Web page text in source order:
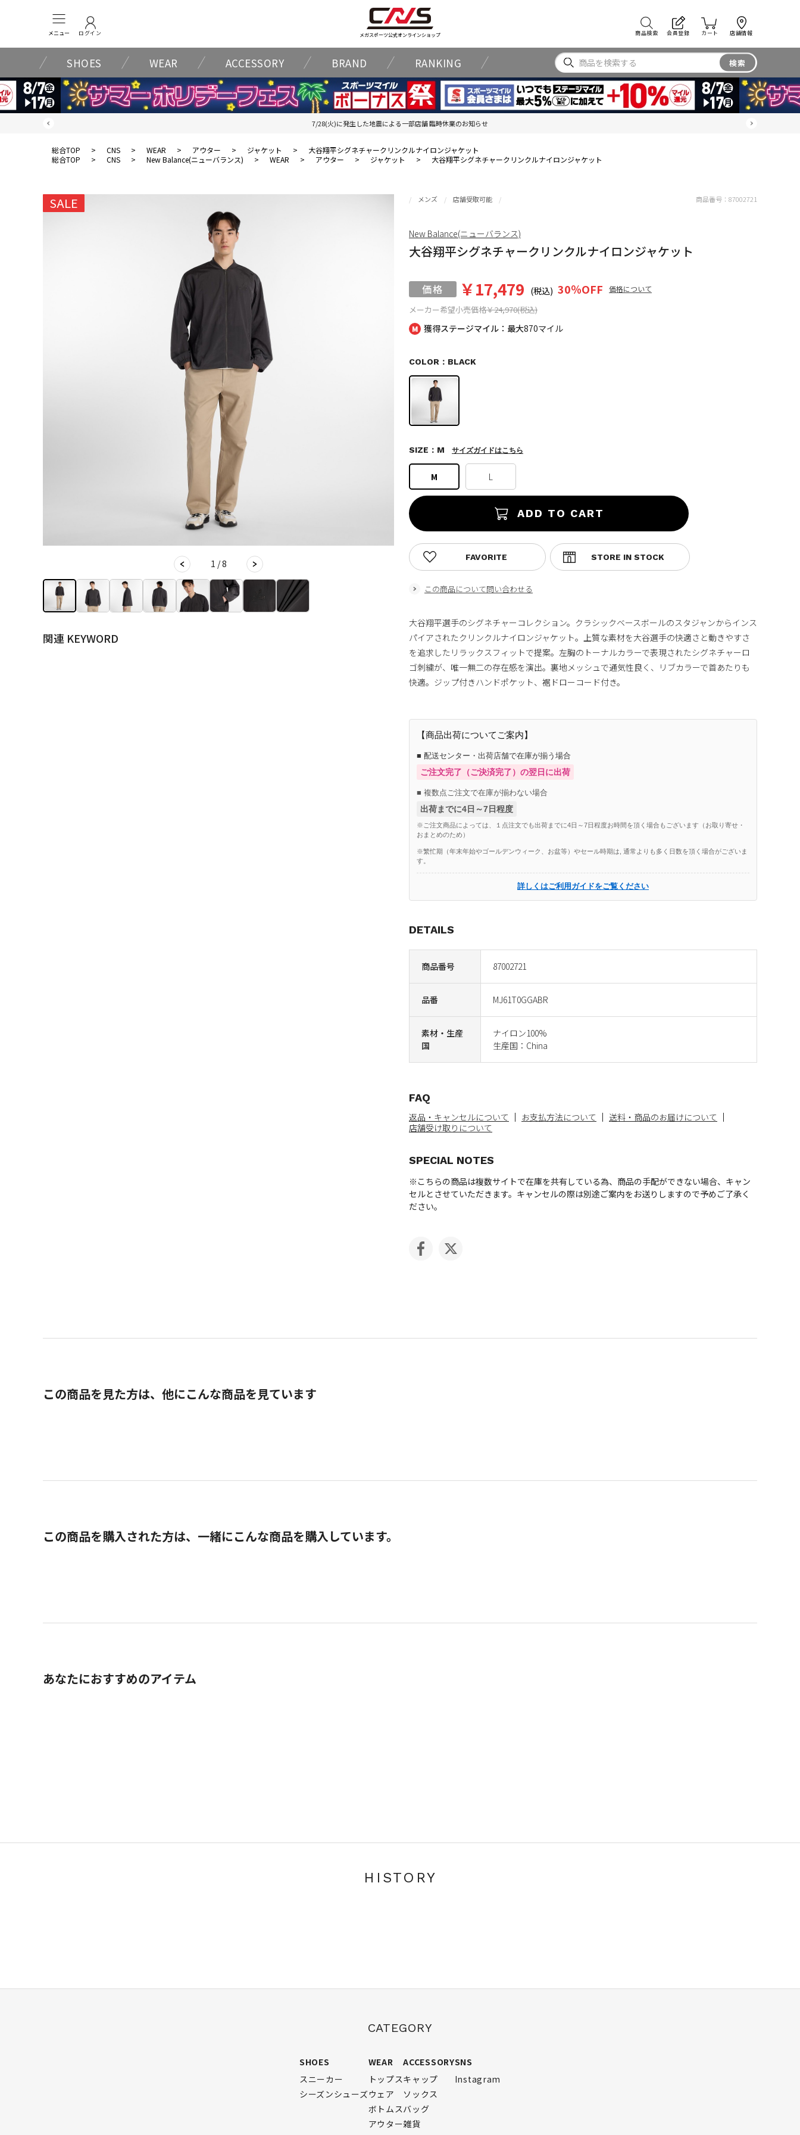
メニュー ログイン メガスポーツ公式オンラインショップ 商品検索 会員登録 カート 店舗情報
SHOES WEAR ACCESSORY BRAND RANKING 検索
7/28(火)に発生した地震による一部店舗 臨時休業のお知らせ
総合TOP > CNS > WEAR > アウター > ジャケット >
大谷翔平シグネチャークリンクルナイロンジャケット
総合TOP
> CNS > New Balance(ニューバランス) > WEAR > アウター > ジャケット > 大谷翔平シグネチャークリンクルナイロンジャケット
SALE
1 / 8
関連 KEYWORD
獲得ステージマイル：最大870マイル
メンズ 店舗受取可能
大谷翔平シグネチャークリンクルナイロンジャケット
メーカー希望小売価格￥24,970(税込)
￥17,479 (税込) 30％OFF 価格について
商品番号 87002721
品番 MJ61T0GGABR
素材・生産
国
ナイロン100%
生産国：China
COLOR：BLACK
M L
SIZE：M サイズガイドはこちら
ADD TO CART
この商品について問い合わせる
FAVORITE
商品番号： 87002721
New Balance(ニューバランス)
大谷翔平選手のシグネチャーコレクション。クラシックベースボールのスタジャンからインス
パイアされたクリンクルナイロンジャケット。上質な素材を大谷選手の快適さと動きやすさ
を追求したリラックスフィットで提案。左胸のトーナルカラーで表現されたシグネチャーロ
ゴ刺繍が、唯一無二の存在感を演出。裏地メッシュで通気性良く、リブカラーで首あたりも
快適。ジップ付きハンドポケット、裾ドローコード付き。
【商品出荷についてご案内】
■ 配送センター・出荷店舗で在庫が揃う場合
ご注文完了（ご決済完了）の翌日に出荷
■ 複数点ご注文で在庫が揃わない場合
出荷までに4日～7日程度
※ご注文商品によっては、１点注文でも出荷までに4日～7日程度お時間を頂く場合もございます（お取り寄せ・
おまとめのため）
※繁忙期（年末年始やゴールデンウィーク、お盆等）やセール時期は, 通常よりも多く日数を頂く場合がございま
す。
詳しくはご利用ガイドをご覧ください
DETAILS
FAQ
返品・キャンセルについて お支払方法について
送料・商品のお届けについて
店舗受け取りについて
SPECIAL NOTES
※こちらの商品は複数サイトで在庫を共有している為、商品の手配ができない場合、キャン
セルとさせていただきます。キャンセルの際は別途ご案内をお送りしますので予めご了承く
ださい。
この商品を見た方は、他にこんな商品を見ています
この商品を購入された方は、一緒にこんな商品を購入しています。
あなたにおすすめのアイテム
HISTORY
CATEGORY
SHOES
スニーカー
シーズンシューズ
WEAR
トップス
ウェア
ボトムス
アウター
ACCESSORY
キャップ
ソックス
バッグ
雑貨
SNS
Instagram